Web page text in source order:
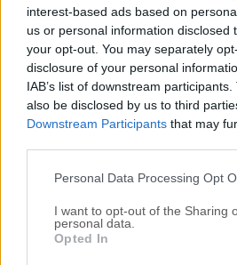
interest-based ads based on
us or personal information disclosed
your opt-out. You may separately
disclosure of your personal
IAB’s list of downstream
also be disclosed by us to third
Downstream Participants that may
Please note that this website/app
not limited to your visit or usage
grant or deny consent to Google and
use your data for below specified
Personal Data Processing Opt
I want to opt-out of the Sharing
personal data.
Opted In